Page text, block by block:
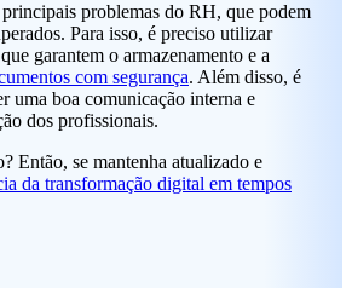
principais problemas do RH, que podem
Para isso, é preciso utilizar
garantem o armazenamento e a
com segurança. Além disso, é
uma boa comunicação interna e
dos profissionais.
Então, se mantenha atualizado e
da transformação digital em tempos